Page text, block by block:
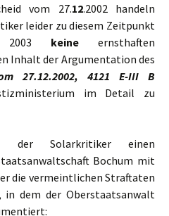
vom 27.12.2002 handeln
leider zu diesem Zeitpunkt
2003 keineernsthaften
Inhalt der Argumentation des
27.12.2002, 4121 E-III B
im Detail zu
der Solarkritiker einen
Bochum mit
die vermeintlichen Straftaten
in dem der Oberstaatsanwalt